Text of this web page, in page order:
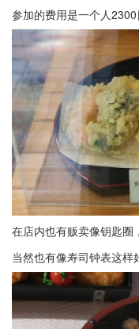
参加的费用是一个人2300
在店内也有贩卖像钥匙圈
当然也有像寿司钟表这样